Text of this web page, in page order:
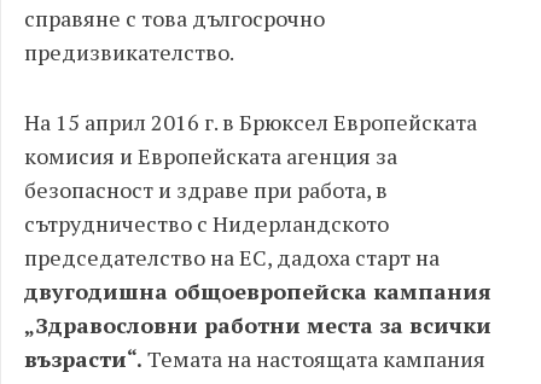
справяне с това дългосрочно
предизвикателство.
На 15 април 2016 г. в Брюксел Европейската
комисия и Европейската агенция за
безопасност и здраве при работа, в
сътрудничество с Нидерландското
председателство на ЕС, дадоха старт на
двугодишна общоевропейска кампания
„Здравословни работни места за всички
възрасти“. Темата на настоящата кампания